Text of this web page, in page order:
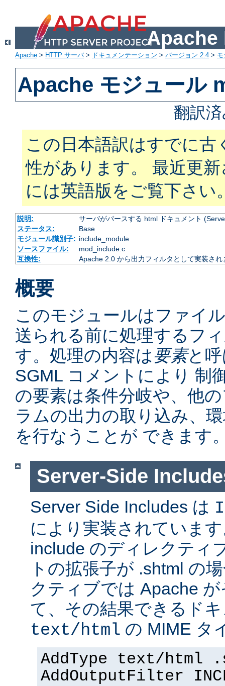
Apache
Apache > HTTP サーバ> ドキュメンテーション > バージョン 2.4 >
Apache モジュール
翻訳
この日本語訳はすでに古
性があります。 最近更
には英語版をご覧下さい
説明:
サーバがパースする html ドキュメント
ステータス:
Base
モジュール識別子: include_module
ソースファイル:
mod_include.c
互換性:
Apache 2.0 から出力フィルタとして実装され
概要
このモジュールはファイ
送られる前に処理するフ
す。処理の内容は要素と
SGML コメントにより 制
の要素は条件分岐や、他
ラムの出力の取り込み、
を行なうことが できます
Server-Side
Server Side Includes は
により実装されていま
include のディレクティ
トの拡張子が .shtml の
クティブでは Apache
て、その結果できるド
text/html の MIME タ
AddType text/html
AddOutputFilter